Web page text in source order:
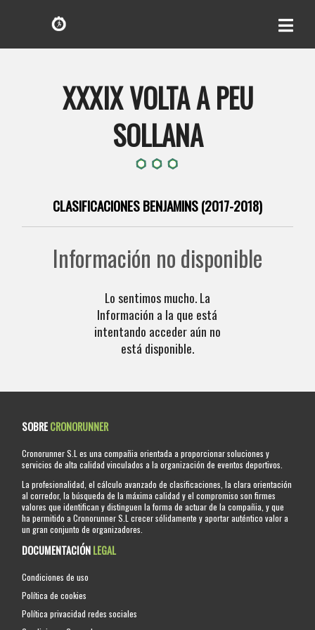
XXXIX VOLTA A PEU
SOLLANA
CLASIFICACIONES BENJAMINS (2017-2018)
Información no disponible
Lo sentimos mucho. La
Información a la que está
intentando acceder aún no
está disponible.
SOBRECRONORUNNER
Cronorunner S.L es una compañia orientada a proporcionar soluciones y
servicios de alta calidad vinculados a la organización de eventos deportivos.
La profesionalidad, el cálculo avanzado de clasificaciones, la clara orientación
al corredor, la búsqueda de la máxima calidad y el compromiso son firmes
valores que identifican y distinguen la forma de actuar de la compañia, y que
ha permitido a Cronorunner S.L crecer sólidamente y aportar auténtico valor a
un gran conjunto de organizadores.
DOCUMENTACIÓNLEGAL
Condiciones de uso
Política de cookies
Política privacidad redes sociales